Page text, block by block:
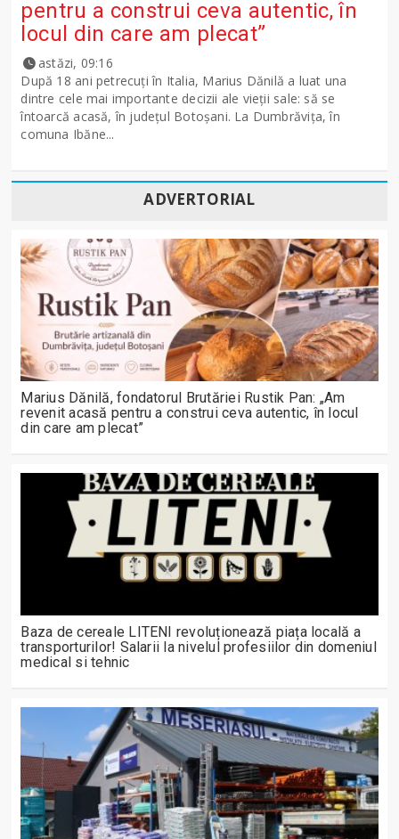
pentru a construi ceva autentic, în
locul din care am plecat”
astăzi, 09:16
După 18 ani petrecuți în Italia, Marius Dănilă a luat una
dintre cele mai importante decizii ale vieții sale: să se
întoarcă acasă, în județul Botoșani. La Dumbrăvița, în
comuna Ibăne...
ADVERTORIAL
Marius Dănilă, fondatorul Brutăriei Rustik Pan: „Am
revenit acasă pentru a construi ceva autentic, în locul
din care am plecat”
Baza de cereale LITENI revoluționează piața locală a
transporturilor! Salarii la nivelul profesiilor din domeniul
medical si tehnic